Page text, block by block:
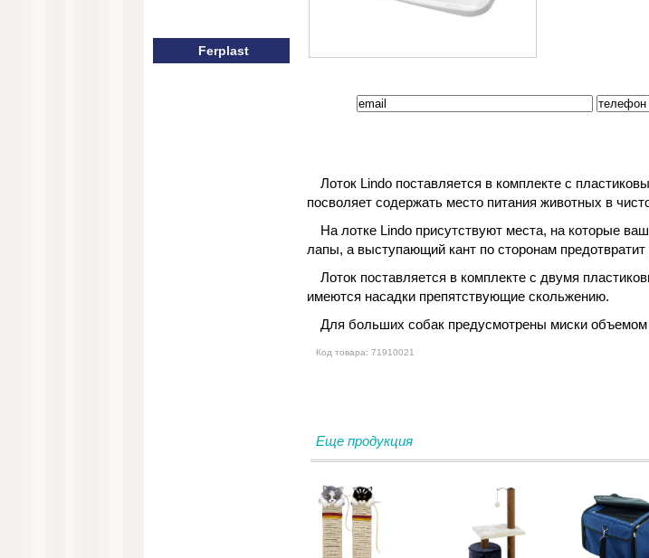
Ferplast
Лоток Lindo поставляется в комплекте с
посволяет содержать место питания животных в
На лотке Lindo присутствуют места, на которые
лапы, а выступающий кант по сторонам
Лоток поставляется в комплекте с двумя
имеются насадки препятствующие скольжению.
Для больших собак предусмотрены миски объемом
Код товара: 71910021
Еще продукция